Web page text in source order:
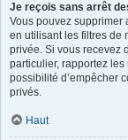
Je reçois sans arrêt
Vous pouvez supprimer
en utilisant les filtres de
privée. Si vous recevez
particulier, rapportez
possibilité d’empêcher
privés.
Haut